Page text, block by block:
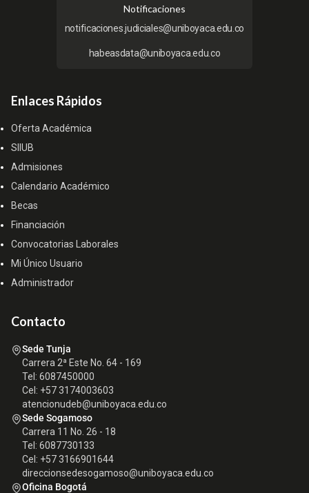
Notificaciones
notificaciones.judiciales@uniboyaca.edu.co
habeasdata@uniboyaca.edu.co
Enlaces Rápidos
Oferta Académica
SIIUB
Admisiones
Calendario Académico
Becas
Financiación
Convocatorias Laborales
Mi Único Usuario
Administrador
Contacto
Sede Tunja
Carrera 2ª Este No. 64 - 169
Tel: 6087450000
Cel: +57 3174003603
atencionudeb@uniboyaca.edu.co
Sede Sogamoso
Carrera 11 No. 26 - 18
Tel: 6087730133
Cel: +57 3166901644
direccionsedesogamoso@uniboyaca.edu.co
Oficina Bogotá